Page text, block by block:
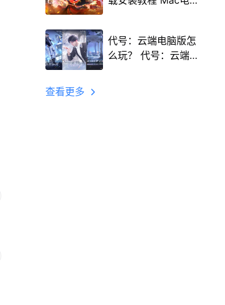
代号：云端电脑版怎
么玩？ 代号：云端性
查看更多